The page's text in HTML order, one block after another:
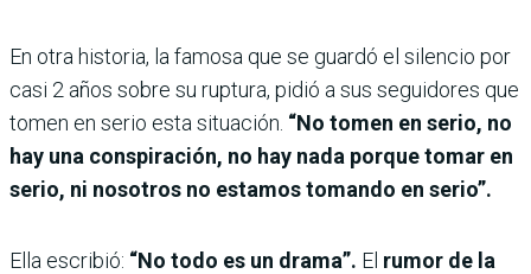
En otra historia, la famosa que se guardó el silencio por
casi 2 años sobre su ruptura, pidió a sus seguidores que
tomen en serio esta situación. “No tomen en serio, no
hay una conspiración, no hay nada porque tomar en
serio, ni nosotros no estamos tomando en serio”.
Ella escribió: “No todo es un drama”. El rumor de la